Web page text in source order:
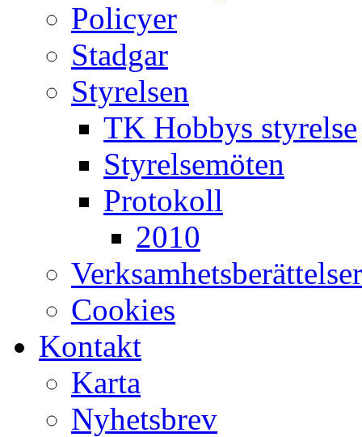
Policyer
Stadgar
Styrelsen
TK Hobbys styrelse
Styrelsemöten
Protokoll
2010
Verksamhetsberättelser
Cookies
Kontakt
Karta
Nyhetsbrev